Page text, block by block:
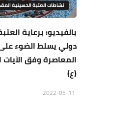
نشاطات العتبة الحسينية
بالفيديو: برعاية
دولي يسلط الضوء على
المعاصرة وفق
(ع)